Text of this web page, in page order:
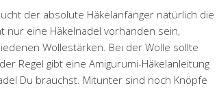
der absolute Häkelanfänger natürlich die
nur eine Häkelnadel vorhanden sein,
Wollestärken. Bei der Wolle sollte
Regel gibt eine Amigurumi-Häkelanleitung
Du brauchst. Mitunter sind noch Knöpfe